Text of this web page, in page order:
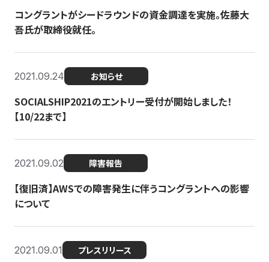
コングラントがシードラウンドの資金調達を実施。佐藤大
吾氏が取締役就任。
2021.09.24 お知らせ
SOCIALSHIP2021のエントリー受付が開始しました！
【10/22まで】
2021.09.02 障害報告
【復旧済】AWSでの障害発生に伴うコングラントへの影響
について
2021.09.01 プレスリリース